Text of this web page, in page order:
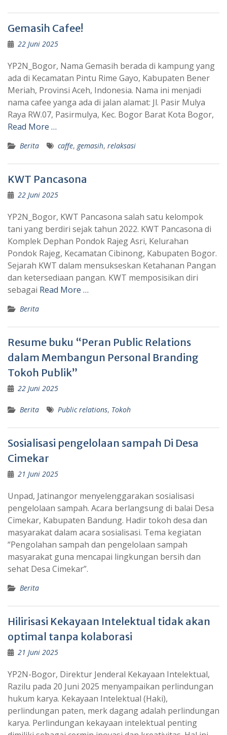
Gemasih Cafee!
22 Juni 2025
YP2N_Bogor, Nama Gemasih berada di kampung yang
ada di Kecamatan Pintu Rime Gayo, Kabupaten Bener
Meriah, Provinsi Aceh, Indonesia. Nama ini menjadi
nama cafee yanga ada di jalan alamat: Jl. Pasir Mulya
Raya RW.07, Pasirmulya, Kec. Bogor Barat Kota Bogor,
Read More …
Berita caffe, gemasih, relaksasi
KWT Pancasona
22 Juni 2025
YP2N_Bogor, KWT Pancasona salah satu kelompok
tani yang berdiri sejak tahun 2022. KWT Pancasona di
Komplek Dephan Pondok Rajeg Asri, Kelurahan
Pondok Rajeg, Kecamatan Cibinong, Kabupaten Bogor.
Sejarah KWT dalam mensukseskan Ketahanan Pangan
dan ketersediaan pangan. KWT memposisikan diri
sebagai Read More …
Berita
Resume buku “Peran Public Relations
dalam Membangun Personal Branding
Tokoh Publik”
22 Juni 2025
Berita Public relations, Tokoh
Sosialisasi pengelolaan sampah Di Desa
Cimekar
21 Juni 2025
Unpad, Jatinangor menyelenggarakan sosialisasi
pengelolaan sampah. Acara berlangsung di balai Desa
Cimekar, Kabupaten Bandung. Hadir tokoh desa dan
masyarakat dalam acara sosialisasi. Tema kegiatan
“Pengolahan sampah dan pengelolaan sampah
masyarakat guna mencapai lingkungan bersih dan
sehat Desa Cimekar”.
Berita
Hilirisasi Kekayaan Intelektual tidak akan
optimal tanpa kolaborasi
21 Juni 2025
YP2N-Bogor, Direktur Jenderal Kekayaan Intelektual,
Razilu pada 20 Juni 2025 menyampaikan perlindungan
hukum karya. Kekayaan Intelektual (Haki),
perlindungan paten, merk dagang adalah perlindungan
karya. Perlindungan kekayaan intelektual penting